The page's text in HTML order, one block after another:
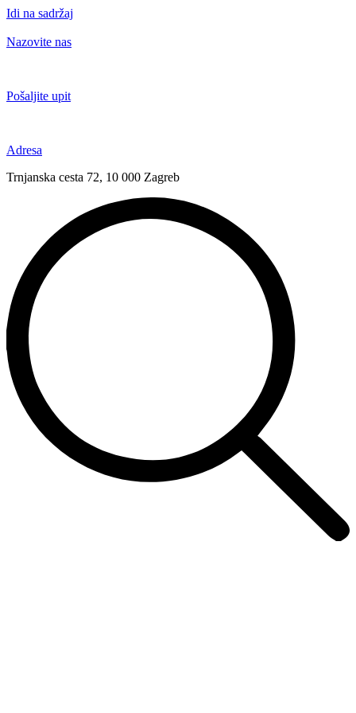
Idi na sadržaj
Nazovite nas
Pošaljite upit
Adresa
Trnjanska cesta 72, 10 000 Zagreb